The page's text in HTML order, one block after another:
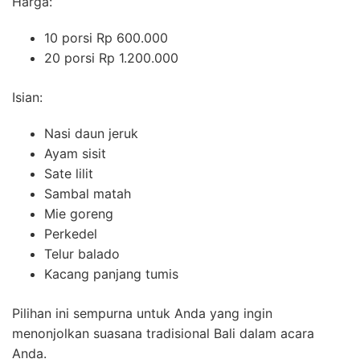
10 porsi Rp 600.000
20 porsi Rp 1.200.000
Isian:
Nasi daun jeruk
Ayam sisit
Sate lilit
Sambal matah
Mie goreng
Perkedel
Telur balado
Kacang panjang tumis
Pilihan ini sempurna untuk Anda yang ingin
menonjolkan suasana tradisional Bali dalam acara
Anda.